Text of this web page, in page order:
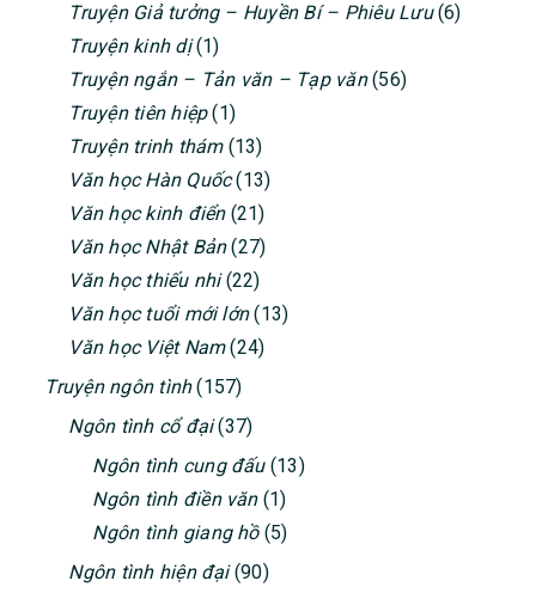
Truyện Giả tưởng – Huyền Bí – Phiêu Lưu(6)
Truyện kinh dị(1)
Truyện ngắn – Tản văn – Tạp văn(56)
Truyện tiên hiệp(1)
Truyện trinh thám(13)
Văn học Hàn Quốc(13)
Văn học kinh điển(21)
Văn học Nhật Bản(27)
Văn học thiếu nhi(22)
Văn học tuổi mới lớn(13)
Văn học Việt Nam(24)
Truyện ngôn tình(157)
Ngôn tình cổ đại(37)
Ngôn tình cung đấu(13)
Ngôn tình điền văn(1)
Ngôn tình giang hồ(5)
Ngôn tình hiện đại(90)